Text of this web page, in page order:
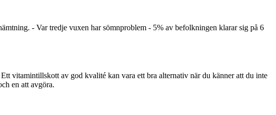
- Var tredje vuxen har sömnproblem - 5% av befolkningen klarar sig på 6
vitamintillskott av god kvalité kan vara ett bra alternativ när du känner att du inte
en att avgöra.